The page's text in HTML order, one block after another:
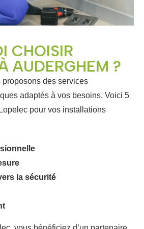
CHOISIR
AUDERGHEM ?
proposons des services
adaptés à vos besoins. Voici 5
pour vos installations
la sécurité